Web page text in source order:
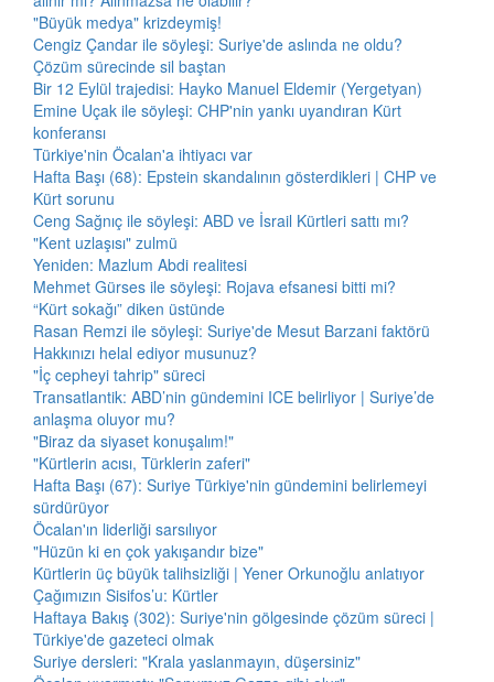
"Büyük medya" krizdeymiş!
Cengiz Çandar ile söyleşi: Suriye'de aslında ne oldu?
Çözüm sürecinde sil baştan
Bir 12 Eylül trajedisi: Hayko Manuel Eldemir (Yergetyan)
Emine Uçak ile söyleşi: CHP'nin yankı uyandıran Kürt
konferansı
Türkiye'nin Öcalan'a ihtiyacı var
Hafta Başı (68): Epstein skandalının gösterdikleri | CHP ve
Kürt sorunu
Ceng Sağnıç ile söyleşi: ABD ve İsrail Kürtleri sattı mı?
"Kent uzlaşısı" zulmü
Yeniden: Mazlum Abdi realitesi
Mehmet Gürses ile söyleşi: Rojava efsanesi bitti mi?
“Kürt sokağı” diken üstünde
Rasan Remzi ile söyleşi: Suriye'de Mesut Barzani faktörü
Hakkınızı helal ediyor musunuz?
"İç cepheyi tahrip" süreci
Transatlantik: ABD’nin gündemini ICE belirliyor | Suriye’de
anlaşma oluyor mu?
"Biraz da siyaset konuşalım!"
"Kürtlerin acısı, Türklerin zaferi"
Hafta Başı (67): Suriye Türkiye'nin gündemini belirlemeyi
sürdürüyor
Öcalan'ın liderliği sarsılıyor
"Hüzün ki en çok yakışandır bize"
Kürtlerin üç büyük talihsizliği | Yener Orkunoğlu anlatıyor
Çağımızın Sisifos’u: Kürtler
Haftaya Bakış (302): Suriye'nin gölgesinde çözüm süreci |
Türkiye'de gazeteci olmak
Suriye dersleri: "Krala yaslanmayın, düşersiniz"